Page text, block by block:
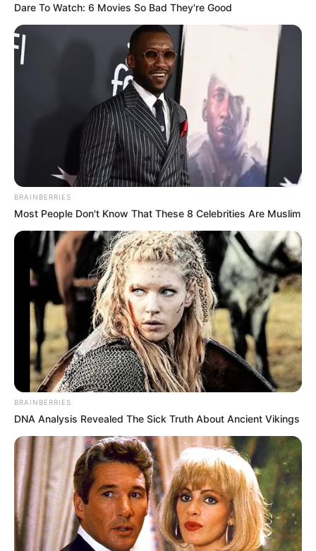
Dare To Watch: 6 Movies So Bad They're Good
BRAINBERRIES
Most People Don't Know That These 8 Celebrities Are Muslim
BRAINBERRIES
DNA Analysis Revealed The Sick Truth About Ancient Vikings